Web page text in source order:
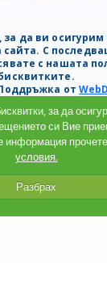
да ви осигурим
сайта. С
с нашата
Поддръжка от
за да
си Вие
информация
условия.
Разбрах